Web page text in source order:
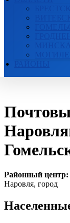
Районный центр:
Наровля, город